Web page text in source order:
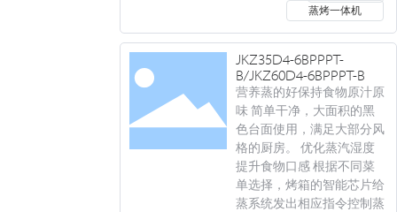
蒸烤一体机
JKZ35D4-6BPPPT-
B/JKZ60D4-6BPPPT-B
营养蒸的好保持食物原汁原
味 简单干净，大面积的黑
色台面使用，满足大部分风
格的厨房。 优化蒸汽湿度
提升食物口感 根据不同菜
单选择，烤箱的智能芯片给
蒸系统发出相应指令控制蒸